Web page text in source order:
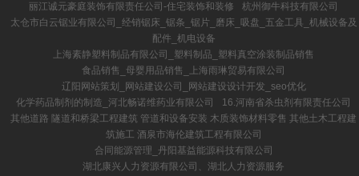
丽江诚元豪庭装饰有限责任公司-住宅装饰和装修
杭州御牛科技有限公司
太仓市白云锯业有限公司_经销锯床_锯条_锯片_磨床_吸盘_五金工具_机械设备及
配件_机电设备
上海素静塑料制品有限公司_塑料制品_塑料真空涂装制品销售
食品销售_母婴用品销售_上海雨琳贸易有限公司
辽阳网站策划_网站建设公司_网站建设设计开发_seo优化
化学药品制剂的制造_河北畅诺维药业有限公司
16.河南省杀虫剂有限责任公司
其他道路 隧道和桥梁工程建筑 管道和设备安装 木质装饰材料零售 其他土木工程建
筑施工 酒泉市海伦建筑工程有限公司
合同能源管理_丹阳基益能源科技有限公司
湖北康兴人力资源有限公司、湖北人力资源服务